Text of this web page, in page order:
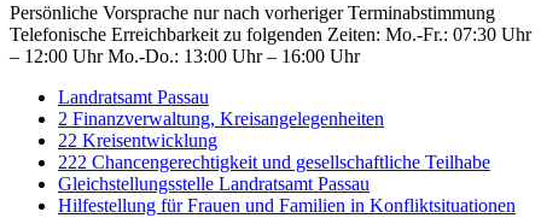
Persönliche Vorsprache nur nach vorheriger Terminabstimmung
Telefonische Erreichbarkeit zu folgenden Zeiten: Mo.-Fr.: 07:30 Uhr
– 12:00 Uhr Mo.-Do.: 13:00 Uhr – 16:00 Uhr
Landratsamt Passau
2 Finanzverwaltung, Kreisangelegenheiten
22 Kreisentwicklung
222 Chancengerechtigkeit und gesellschaftliche Teilhabe
Gleichstellungsstelle Landratsamt Passau
Hilfestellung für Frauen und Familien in Konfliktsituationen